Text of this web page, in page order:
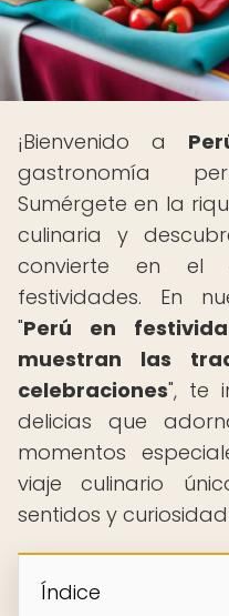
¡Bienvenido a
gastronomía
Sumérgete en la
culinaria y
convierte en el
festividades. En
"Perú en
muestran las
celebraciones", te
delicias que
momentos
viaje culinario
sentidos y
Índice